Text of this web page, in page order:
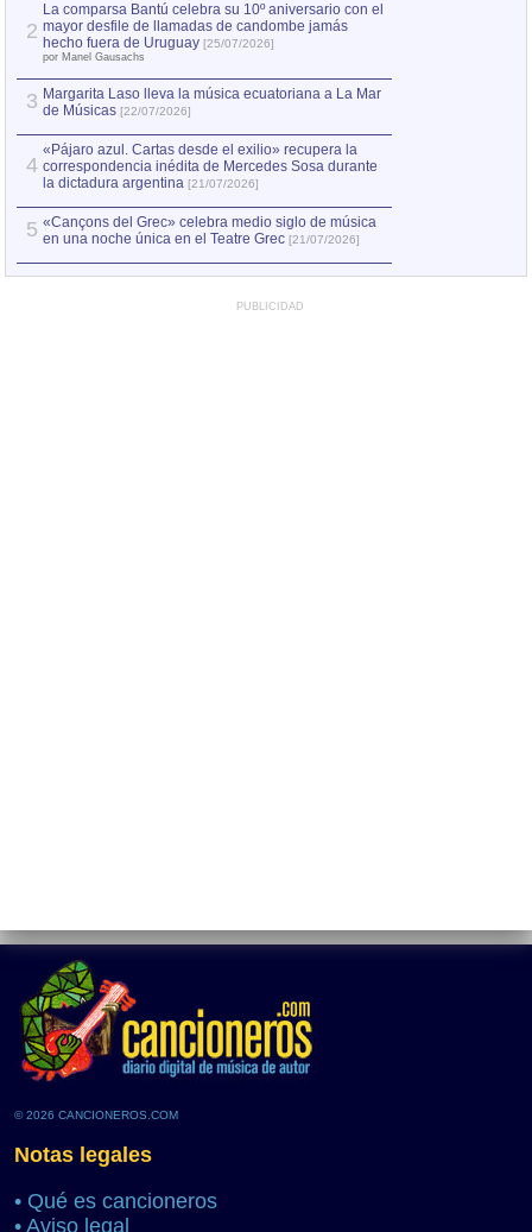
2
La comparsa Bantú celebra su 10º aniversario con el
mayor desfile de llamadas de candombe jamás
hecho fuera de Uruguay [25/07/2026]
por Manel Gausachs
3 Margarita Laso lleva la música ecuatoriana a La Mar
de Músicas [22/07/2026]
4
«Pájaro azul. Cartas desde el exilio» recupera la
correspondencia inédita de Mercedes Sosa durante
la dictadura argentina [21/07/2026]
5 «Cançons del Grec» celebra medio siglo de música
en una noche única en el Teatre Grec [21/07/2026]
PUBLICIDAD
© 2026 CANCIONEROS.COM
Notas legales
• Qué es cancioneros
• Aviso legal